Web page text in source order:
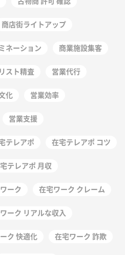
商店街ライトアップ
ネーション 商業施設集客
スト精査 営業代行
化 営業効率
営業支援
テレアポ 在宅テレアポ コツ
テレアポ 月収
ーク 在宅ワーク クレーム
ーク リアルな収入
ク 快適化 在宅ワーク 詐欺